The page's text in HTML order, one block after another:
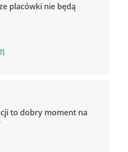
placówki nie będą
to dobry moment na